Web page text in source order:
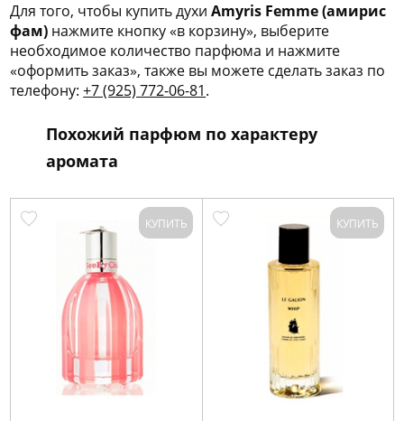
Для того, чтобы купить духиAmyris Femme (амирис
фам) нажмите кнопку «в корзину», выберите
необходимое количество парфюма и нажмите
«оформить заказ», также вы можете сделать заказ по
телефону:+7 (925) 772-06-81.
Похожий парфюм по характеру
аромата
КУПИТЬ КУПИТЬ